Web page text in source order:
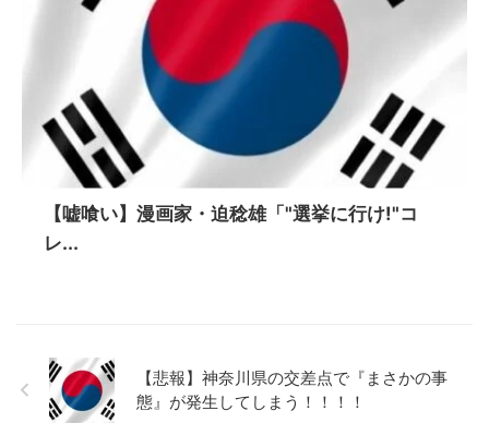
【嘘喰い】漫画家・迫稔雄「"選挙に行け!"コ
レ...
【悲報】神奈川県の交差点で『まさかの事
態』が発生してしまう！！！！